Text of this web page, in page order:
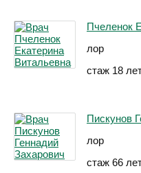
Пчеленок
лор
стаж 18
Пискунов
лор
стаж 66